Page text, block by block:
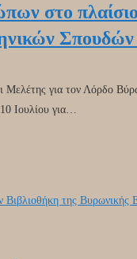
στο
Μελέτης για τον Λόρδο
Ιουλίου για…